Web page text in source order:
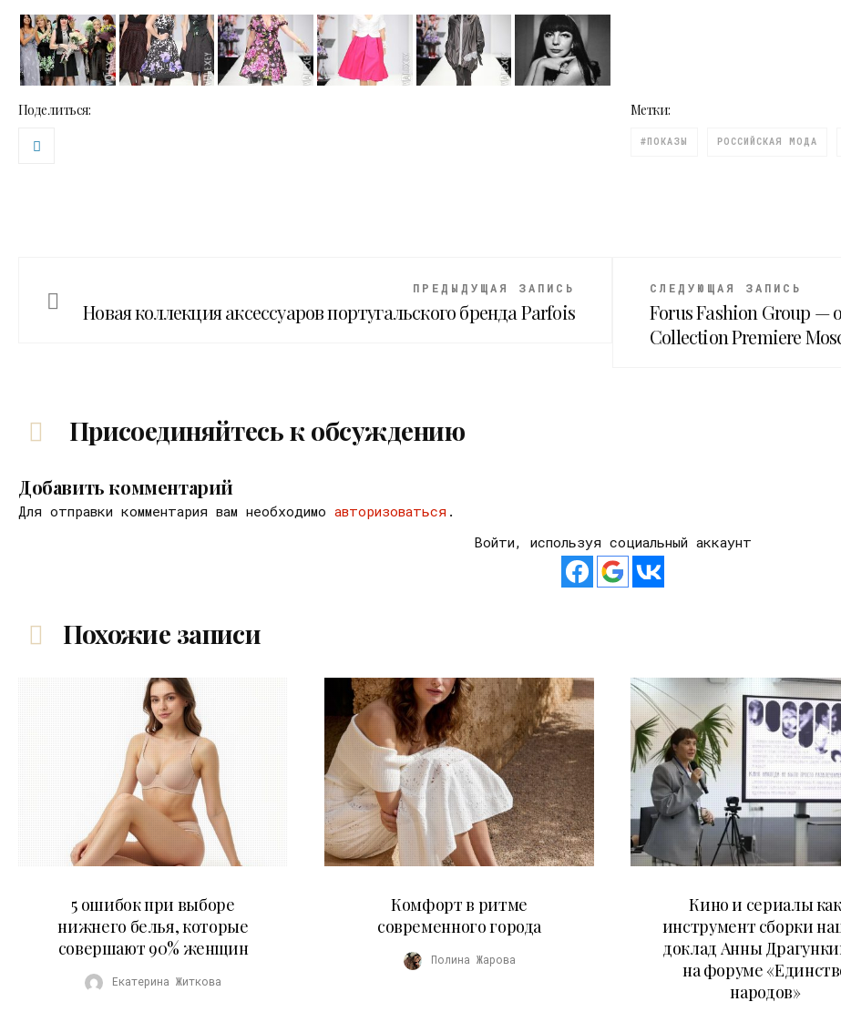
Поделиться: Метки:
#ПОКАЗЫ РОССИЙСКАЯ МОДА
ПРЕДЫДУЩАЯ ЗАПИСЬ
Новая коллекция аксессуаров португальского бренда Parfois
СЛЕДУЮЩАЯ ЗАПИСЬ
Forus Fashion Group —
Collection Premiere
Присоединяйтесь к обсуждению
Добавить комментарий
Для отправки комментария вам необходимо авторизоваться .
Войти, используя социальный аккаунт
Похожие записи
5 ошибок при выборе
нижнего белья, которые
совершают 90% женщин
Екатерина Житкова
Комфорт в ритме
современного города
Полина Жарова
Кино и сериалы как
инструмент сборки
доклад Анны
на форуме
народов»